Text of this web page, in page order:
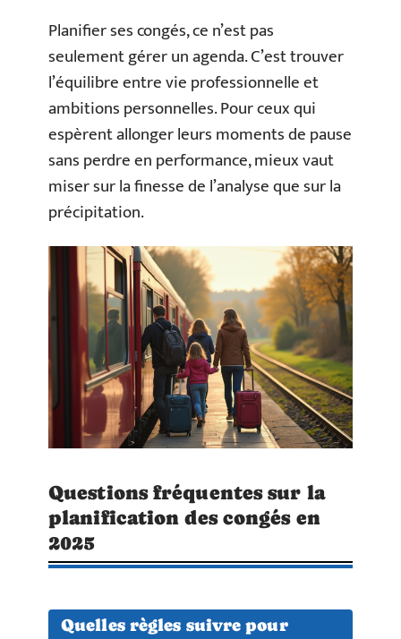
Planifier ses congés, ce n’est pas
seulement gérer un agenda. C’est trouver
l’équilibre entre vie professionnelle et
ambitions personnelles. Pour ceux qui
espèrent allonger leurs moments de pause
sans perdre en performance, mieux vaut
miser sur la finesse de l’analyse que sur la
précipitation.
Questions fréquentes sur la
planification des congés en
2025
Quelles règles suivre pour